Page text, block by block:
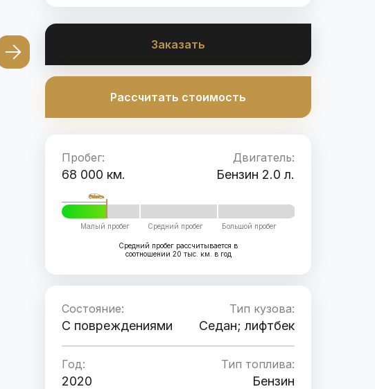
Заказать
Рассчитать стоимость
Пробег:
68 000 км.
Двигатель:
Бензин 2.0 л.
Малый пробег Средний пробег Большой пробег
Средний пробег рассчитывается в
соотношении 20 тыс. км. в год
Состояние:
C повреждениями
Тип кузова:
Седан; лифтбек
Год:
2020
Тип топлива:
Бензин